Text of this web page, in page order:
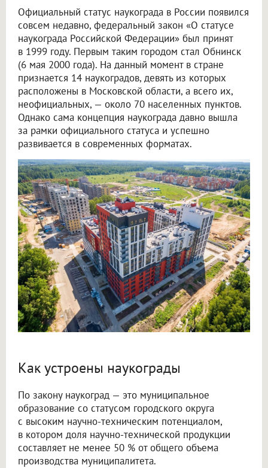
Официальный статус наукограда в России появился
совсем недавно, федеральный закон «О статусе
наукограда Российской Федерации» был принят
в 1999 году. Первым таким городом стал Обнинск
(6 мая 2000 года). На данный момент в стране
признается 14 наукоградов, девять из которых
расположены в Московской области, а всего их,
неофициальных, — около 70 населенных пунктов.
Однако сама концепция наукограда давно вышла
за рамки официального статуса и успешно
развивается в современных форматах.
Как устроены наукограды
По закону наукоград — это муниципальное
образование со статусом городского округа
с высоким научно-техническим потенциалом,
в котором доля научно-технической продукции
составляет не менее 50 % от общего объема
производства муниципалитета.